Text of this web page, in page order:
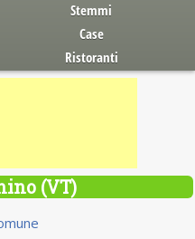
Stemmi
Case
Ristoranti
(VT)